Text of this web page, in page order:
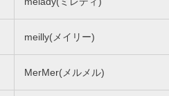
meilly(メイリー)
MerMer(メルメル)